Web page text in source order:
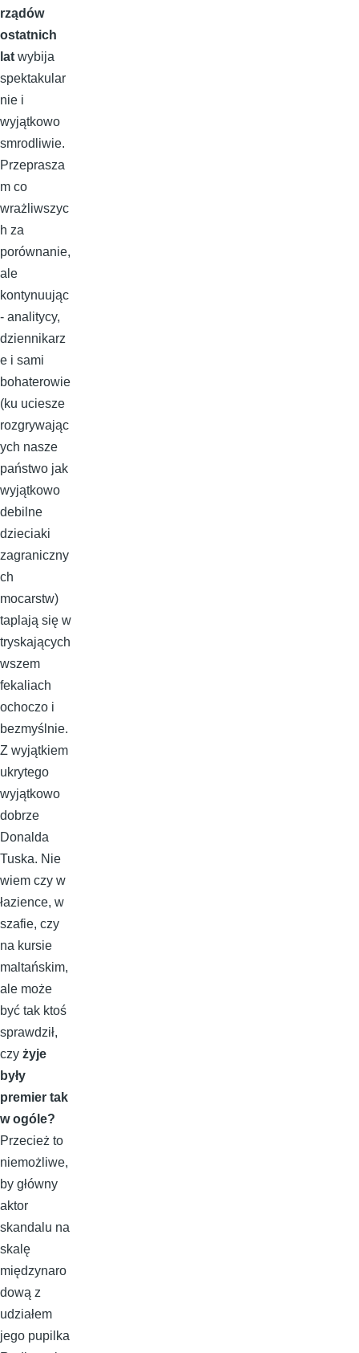
rządów
ostatnich
lat wybija
spektakular
nie i
wyjątkowo
smrodliwie.
Przeprasza
m co
wrażliwszyc
h za
porównanie,
ale
kontynuując
- analitycy,
dziennikarz
e i sami
bohaterowie
(ku uciesze
rozgrywając
ych nasze
państwo jak
wyjątkowo
debilne
dzieciaki
zagraniczny
ch
mocarstw)
taplają się w
tryskających
wszem
fekaliach
ochoczo i
bezmyślnie.
Z wyjątkiem
ukrytego
wyjątkowo
dobrze
Donalda
Tuska. Nie
wiem czy w
łazience, w
szafie, czy
na kursie
maltańskim,
ale może
być tak ktoś
sprawdził,
czy żyje
były
premier tak
w ogóle?
Przecież to
niemożliwe,
by główny
aktor
skandalu na
skalę
międzynaro
dową z
udziałem
jego pupilka